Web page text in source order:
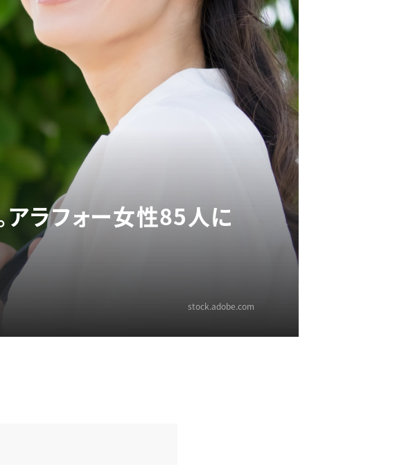
アラフォー女性85人に
stock.adobe.com